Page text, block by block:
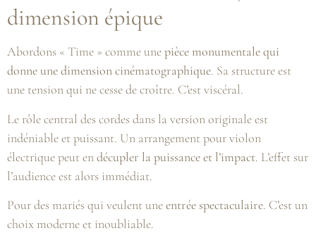
dimension épique
Abordons « Time » comme unepièce monumentale qui
donne une dimension cinématographique. Sa structure est
une tension qui ne cesse de croître. C’est viscéral.
Le rôle central des cordes dans la version originale est
indéniable et puissant. Un arrangement pour violon
électrique peut endécupler la puissance et l’impact. L’effet sur
l’audience est alors immédiat.
Pour des mariés qui veulent uneentrée spectaculaire. C’est un
choix moderne et inoubliable.